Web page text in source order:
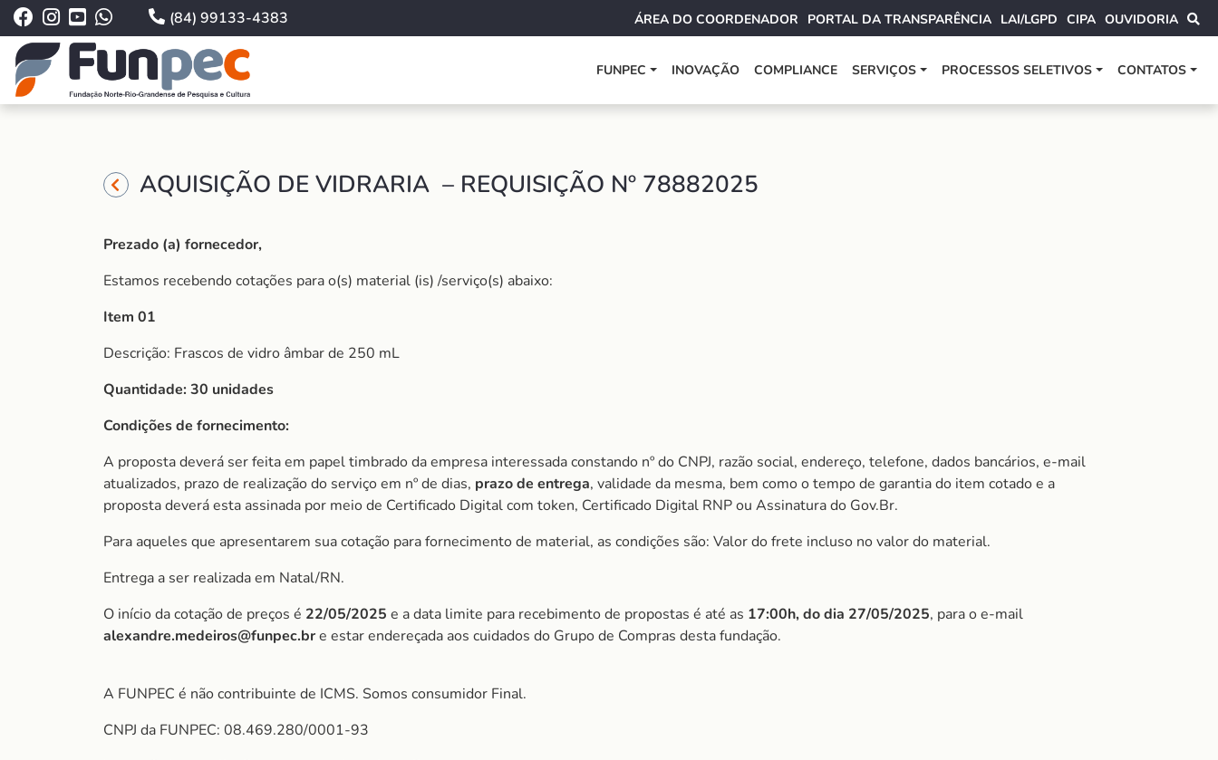
(84) 99133-4383 ÁREA DO COORDENADOR PORTAL DA TRANSPARÊNCIA LAI/LGPD CIPA OUVIDORIA
FUNPEC INOVAÇÃO COMPLIANCE SERVIÇOS PROCESSOS SELETIVOS CONTATOS
AQUISIÇÃO DE VIDRARIA – REQUISIÇÃO Nº 78882025
Prezado (a) fornecedor,
Estamos recebendo cotações para o(s) material (is) /serviço(s) abaixo:
Item 01
Descrição: Frascos de vidro âmbar de 250 mL
Quantidade: 30 unidades
Condições de fornecimento:
A proposta deverá ser feita em papel timbrado da empresa interessada constando nº do CNPJ, razão social, endereço, telefone, dados bancários, e-mail
atualizados, prazo de realização do serviço em nº de dias, prazo de entrega, validade da mesma, bem como o tempo de garantia do item cotado e a
proposta deverá esta assinada por meio de Certificado Digital com token, Certificado Digital RNP ou Assinatura do Gov.Br.
Para aqueles que apresentarem sua cotação para fornecimento de material, as condições são: Valor do frete incluso no valor do material.
Entrega a ser realizada em Natal/RN.
O início da cotação de preços é 22/05/2025 e a data limite para recebimento de propostas é até as 17:00h, do dia 27/05/2025, para o e-mail
alexandre.medeiros@funpec.bre estar endereçada aos cuidados do Grupo de Compras desta fundação.
A FUNPEC é não contribuinte de ICMS. Somos consumidor Final.
CNPJ da FUNPEC: 08.469.280/0001-93